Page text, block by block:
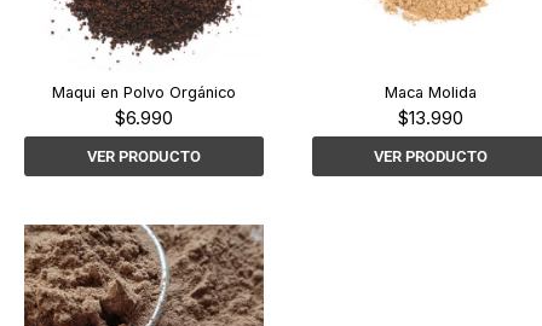
Maqui en Polvo Orgánico
$6.990
VER PRODUCTO
Maca Molida
$13.990
VER PRODUCTO